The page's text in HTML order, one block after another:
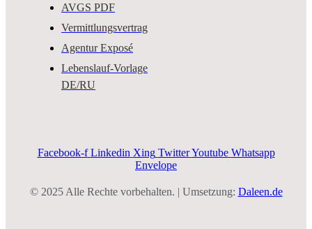
AVGS PDF
Vermittlungsvertrag
Agentur Exposé
Lebenslauf-Vorlage
DE/RU
Facebook-f Linkedin Xing Twitter Youtube Whatsapp
Envelope
© 2025 Alle Rechte vorbehalten. | Umsetzung: Daleen.de